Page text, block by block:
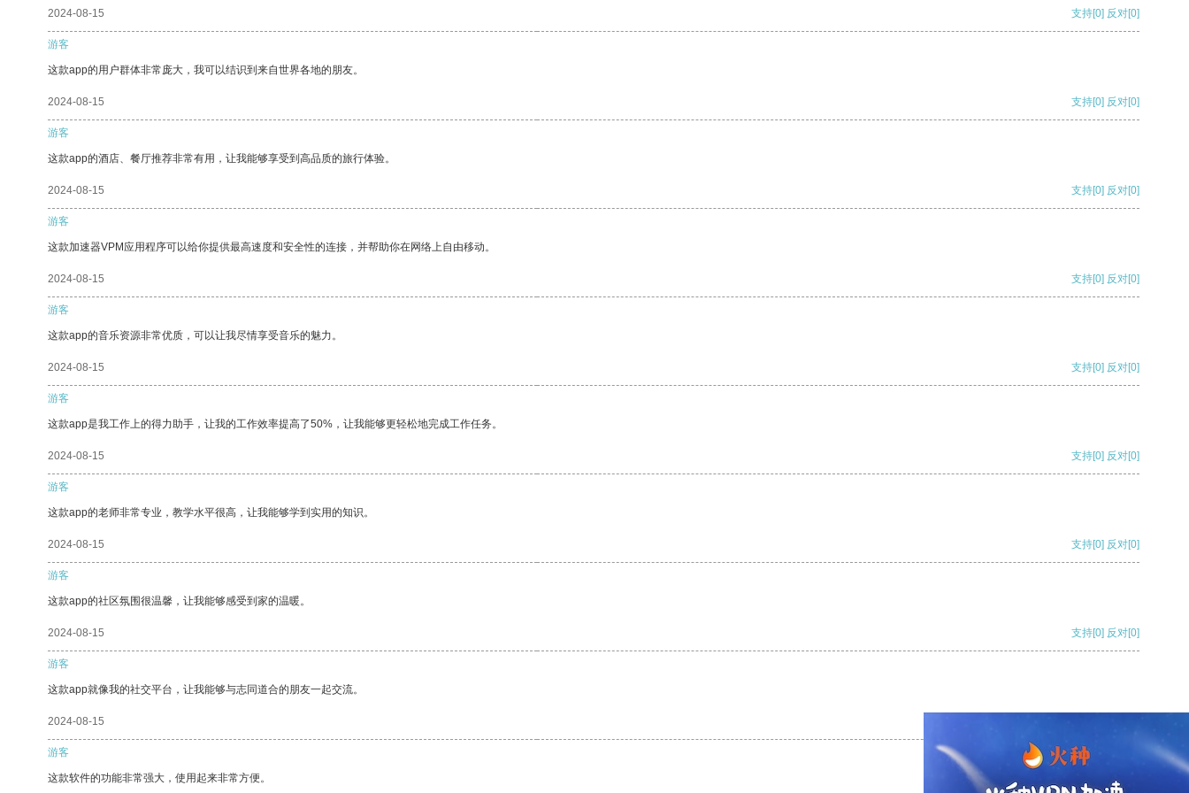
2024-08-15 支持[0] 反对[0]
游客
这款app的用户群体非常庞大，我可以结识到来自世界各地的朋友。
2024-08-15 支持[0] 反对[0]
游客
这款app的酒店、餐厅推荐非常有用，让我能够享受到高品质的旅行体验。
2024-08-15 支持[0] 反对[0]
游客
这款加速器VPM应用程序可以给你提供最高速度和安全性的连接，并帮助你在网络上自由移动。
2024-08-15 支持[0] 反对[0]
游客
这款app的音乐资源非常优质，可以让我尽情享受音乐的魅力。
2024-08-15 支持[0] 反对[0]
游客
这款app是我工作上的得力助手，让我的工作效率提高了50%，让我能够更轻松地完成工作任务。
2024-08-15 支持[0] 反对[0]
游客
这款app的老师非常专业，教学水平很高，让我能够学到实用的知识。
2024-08-15 支持[0] 反对[0]
游客
这款app的社区氛围很温馨，让我能够感受到家的温暖。
2024-08-15 支持[0] 反对[0]
游客
这款app就像我的社交平台，让我能够与志同道合的朋友一起交流。
2024-08-15
游客
这款软件的功能非常强大，使用起来非常方便。